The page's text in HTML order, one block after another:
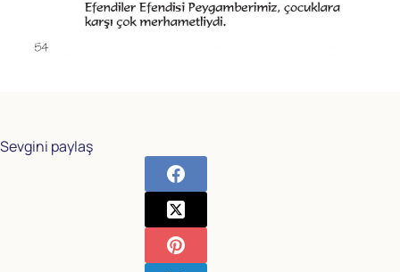
Sevgini paylaş